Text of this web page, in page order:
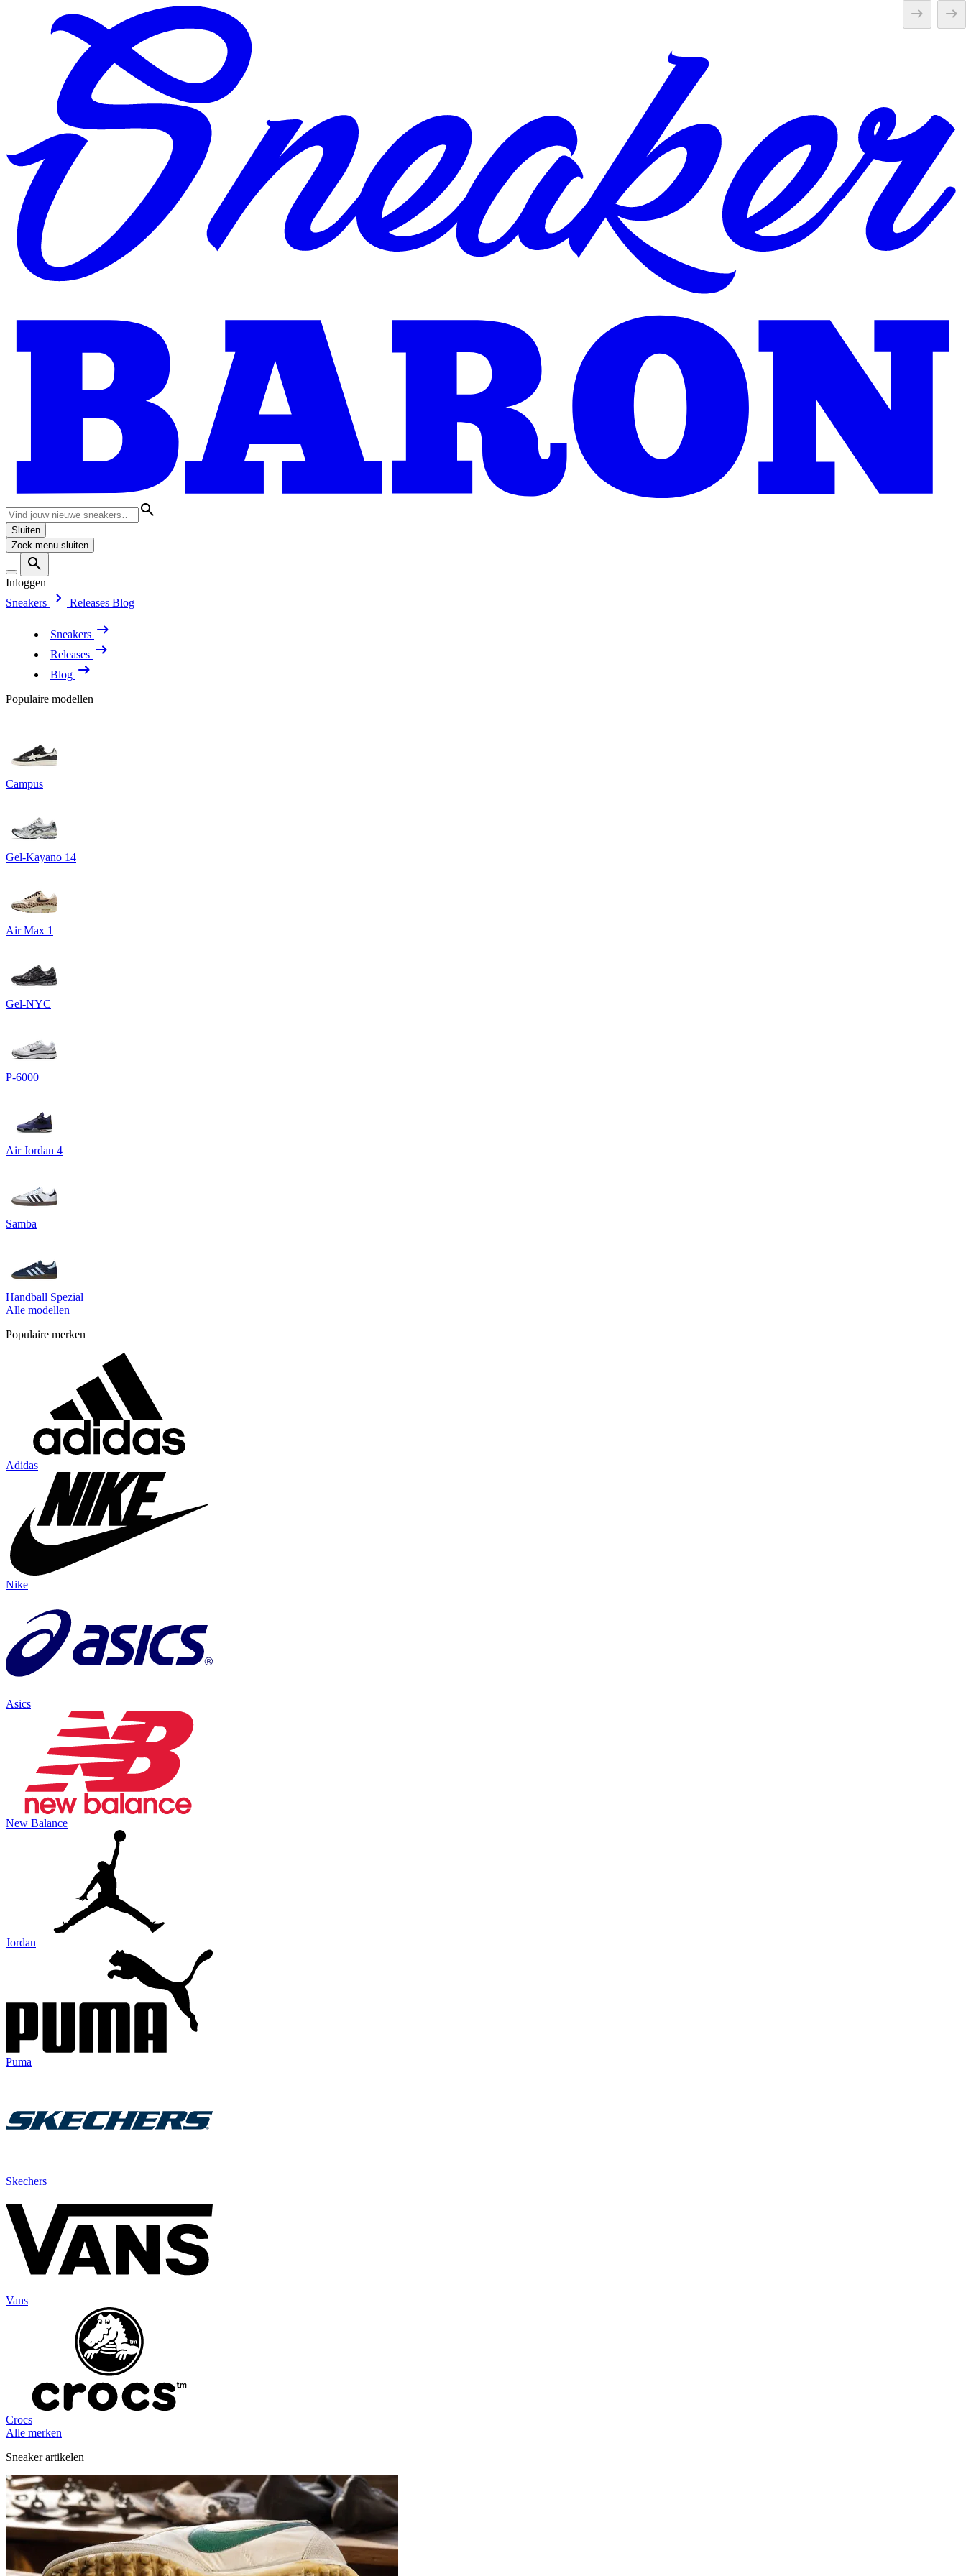
Sluiten
Zoek-menu sluiten
Inloggen
Sneakers
Releases Blog
Sneakers
Releases
Blog
Populaire modellen
Campus
Gel-Kayano 14
Air Max 1
Gel-NYC
P-6000
Air Jordan 4
Samba
Handball Spezial
Alle modellen
Populaire merken
Adidas
Nike
Asics
New Balance
Jordan
Puma
Skechers
Vans
Crocs
Alle merken
Sneaker artikelen